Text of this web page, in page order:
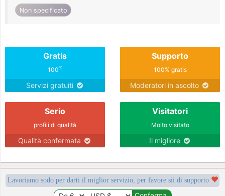
Non specificato
Gratis
100%
Servizi gratuiti
Supporto
100% gratis
Moderatori in ascolto
Serio
profili di qualità
Qualità confermata
Visitatori
Molto visitato
Il migliore
Lavoriamo sodo per darti il miglior servizio, per favore sii di supporto